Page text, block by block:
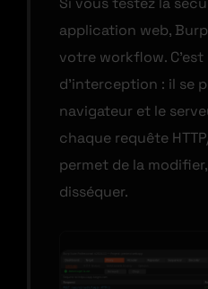
application web,
votre workflow.
d’interception : il se
navigateur et le
chaque requête
permet de la
disséquer.